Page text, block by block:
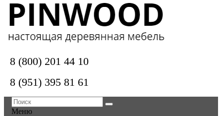
8 (800) 201 44 10
8 (951) 395 81 61
Меню